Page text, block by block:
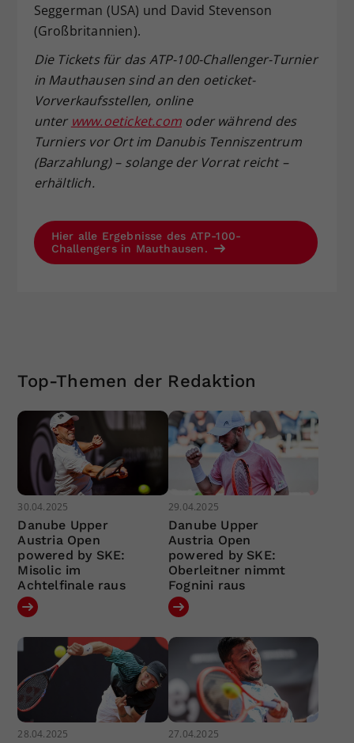
Seggerman (USA) und David Stevenson
(Großbritannien).
Die Tickets für das ATP-100-Challenger-Turnier
in Mauthausen sind an den oeticket-
Vorverkaufsstellen, online
unter www.oeticket.comoder während des
Turniers vor Ort im Danubis Tenniszentrum
(Barzahlung) – solange der Vorrat reicht –
erhältlich.
Hier alle Ergebnisse des ATP-100-
Challengers in Mauthausen.
Top-Themen der Redaktion
30.04.2025
Danube Upper
Austria Open
powered by SKE:
Misolic im
Achtelfinale raus
29.04.2025
Danube Upper
Austria Open
powered by SKE:
Oberleitner nimmt
Fognini raus
28.04.2025 27.04.2025